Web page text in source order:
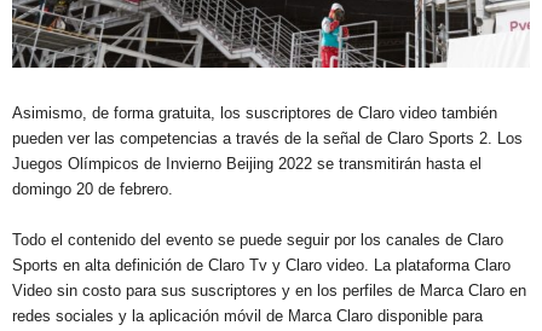
Asimismo, de forma gratuita, los suscriptores de Claro video también
pueden ver las competencias a través de la señal de Claro Sports 2. Los
Juegos Olímpicos de Invierno Beijing 2022 se transmitirán hasta el
domingo 20 de febrero.
Todo el contenido del evento se puede seguir por los canales de Claro
Sports en alta definición de Claro Tv y Claro video. La plataforma Claro
Video sin costo para sus suscriptores y en los perfiles de Marca Claro en
redes sociales y la aplicación móvil de Marca Claro disponible para